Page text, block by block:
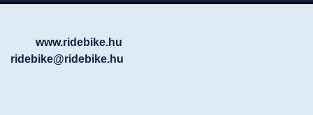
www.ridebike.hu
ridebike@ridebike.hu